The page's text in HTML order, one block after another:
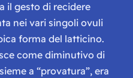
il gesto di recidere
nei vari singoli ovuli
forma del latticino.
come diminutivo di
a “provatura”, era